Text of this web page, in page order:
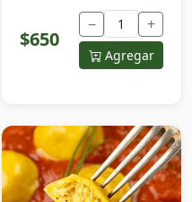
$650
− +
Agregar